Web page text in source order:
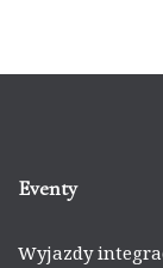
Eventy
Wyjazdy